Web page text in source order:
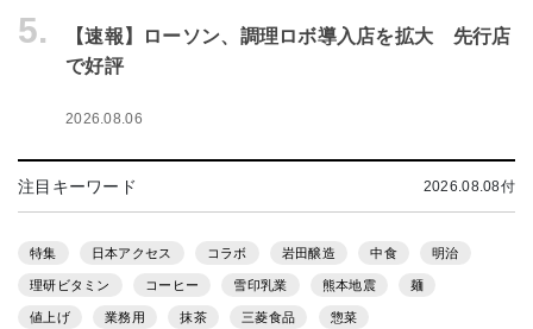
5.
【速報】ローソン、調理ロボ導入店を拡大 先行店
で好評
2026.08.06
注目キーワード 2026.08.08付
特集 日本アクセス コラボ 岩田醸造 中食 明治
理研ビタミン コーヒー 雪印乳業 熊本地震 麺
値上げ 業務用 抹茶 三菱食品 惣菜